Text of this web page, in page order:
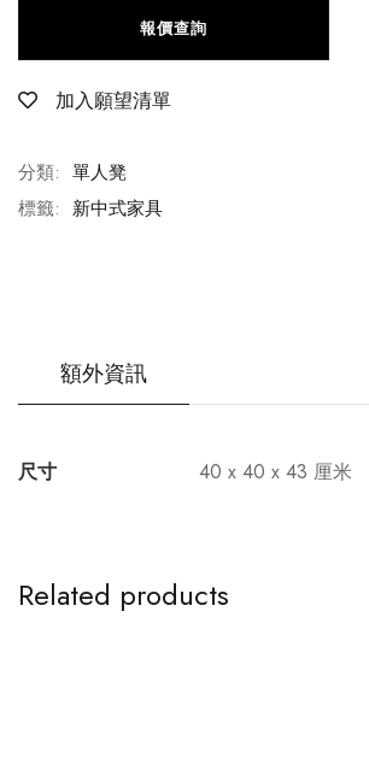
加入願望清單
報價查詢
分類: 單人凳
標籤: 新中式家具
額外資訊
尺寸 40 x 40 x 43 厘米
Related products